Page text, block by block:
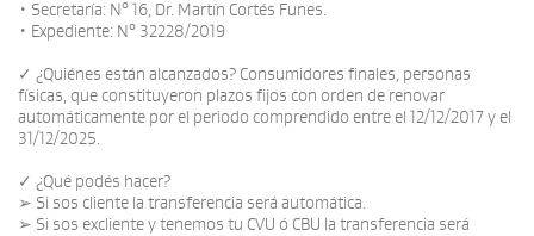
• Secretaría: N° 16, Dr. Martín Cortés Funes.
• Expediente: N° 32228/2019
✓ ¿Quiénes están alcanzados? Consumidores finales, personas
físicas, que constituyeron plazos fijos con orden de renovar
automáticamente por el periodo comprendido entre el 12/12/2017 y el
31/12/2025.
✓ ¿Qué podés hacer?
➢ Si sos cliente la transferencia será automática.
➢ Si sos excliente y tenemos tu CVU ó CBU la transferencia será